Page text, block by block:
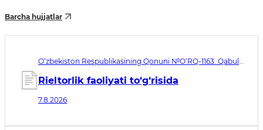
Barcha hujjatlar
O‘zbekiston Respublikasining Qonuni №O‘RQ-1163. Qabul
Rieltorlik faoliyati to‘g‘risida
7.8.2026